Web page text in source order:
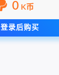
0 K币
登录后购买